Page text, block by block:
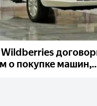
о покупке